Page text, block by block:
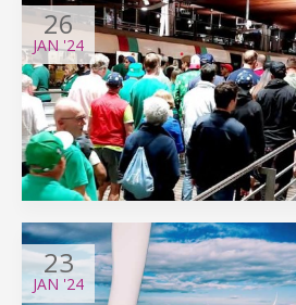
26
JAN'24
23
JAN '24